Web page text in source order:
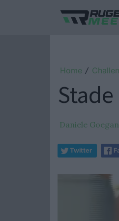
Home /
Daniele Goegan
Twitter